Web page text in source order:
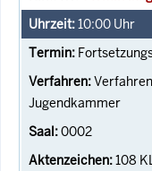
10:00 Uhr
Jugendkammer
0002
108